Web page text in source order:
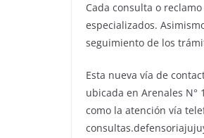
Cada consulta o
especializados.
seguimiento de los
Esta nueva vía de
ubicada en Arenales N°
como la atención vía